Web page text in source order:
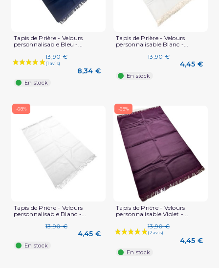
(5 avis)
Tapis de Prière - Velours
personnalisable Bleu -...
13,90 €
8,34 €
En stock
Tapis de Prière - Velours
personnalisable Blanc -...
13,90 €
4,45 €
En stock
-68%
Tapis de Prière - Velours
personnalisable Blanc -...
13,90 €
4,45 €
En stock
-68%
Tapis de Prière - Velours
personnalisable Violet -...
13,90 €
4,45 €
En stock